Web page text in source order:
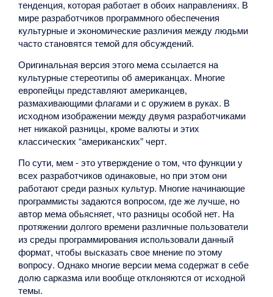
тенденция, которая работает в обоих направлениях. В
мире разработчиков программного обеспечения
культурные и экономические различия между людьми
часто становятся темой для обсуждений.
Оригинальная версия этого мема ссылается на
культурные стереотипы об американцах. Многие
европейцы представляют американцев,
размахивающими флагами и с оружием в руках. В
исходном изображении между двумя разработчиками
нет никакой разницы, кроме валюты и этих
классических “американских” черт.
По сути, мем - это утверждение о том, что функции у
всех разработчиков одинаковые, но при этом они
работают среди разных культур. Многие начинающие
программисты задаются вопросом, где же лучше, но
автор мема обьясняет, что разницы особой нет. На
протяжении долгого времени различные пользователи
из среды программирования использовали данный
формат, чтобы высказать свое мнение по этому
вопросу. Однако многие версии мема содержат в себе
долю сарказма или вообще отклоняются от исходной
темы.